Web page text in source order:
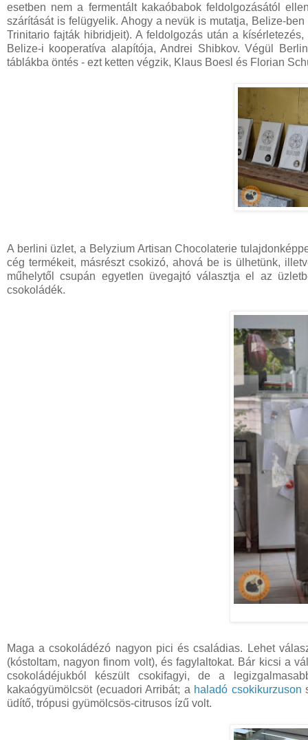
esetben nem a fermentált kakaóbabok feldolgozásától
szárítását is felügyelik. Ahogy a nevük is mutatja, Belize-
Trinitario fajták hibridjeit). A feldolgozás után a
Belize-i kooperatíva alapítója, Andrei Shibkov. Végül
táblákba öntés - ezt ketten végzik, Klaus Boesl és Florian
A berlini üzlet, a Belyzium Artisan Chocolaterie
cég termékeit, másrészt csokizó, ahová be is ülhetünk,
műhelytől csupán egyetlen üvegajtó választja el az
csokoládék.
Maga a csokoládézó nagyon pici és családias. Lehet
(kóstoltam, nagyon finom volt), és fagylaltokat. Bár kicsi a
csokoládéjukból készült csokifagyi, de a
kakaógyümölcsöt (ecuadori Arribát; a haladó csokikurzuson
üdítő, trópusi gyümölcsös-citrusos ízű volt.